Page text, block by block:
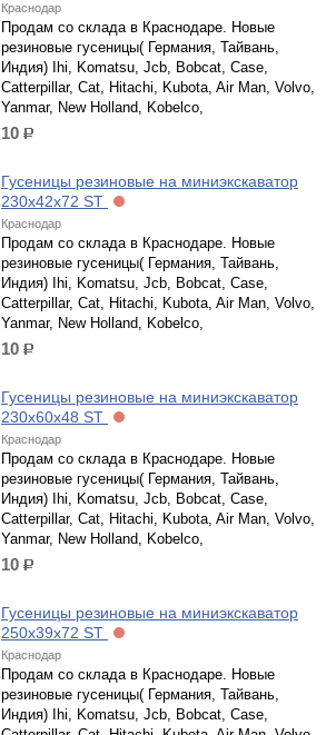
Краснодар
Продам со склада в Краснодаре. Новые
резиновые гусеницы( Германия, Тайвань,
Индия) Ihi, Komatsu, Jcb, Bobcat, Case,
Catterpillar, Cat, Hitachi, Kubota, Air Man, Volvo,
Yanmar, New Holland, Kobelco,
10 р.
Гусеницы резиновые на миниэкскаватор
230х42х72 ST
Краснодар
Продам со склада в Краснодаре. Новые
резиновые гусеницы( Германия, Тайвань,
Индия) Ihi, Komatsu, Jcb, Bobcat, Case,
Catterpillar, Cat, Hitachi, Kubota, Air Man, Volvo,
Yanmar, New Holland, Kobelco,
10 р.
Гусеницы резиновые на миниэкскаватор
230х60х48 ST
Краснодар
Продам со склада в Краснодаре. Новые
резиновые гусеницы( Германия, Тайвань,
Индия) Ihi, Komatsu, Jcb, Bobcat, Case,
Catterpillar, Cat, Hitachi, Kubota, Air Man, Volvo,
Yanmar, New Holland, Kobelco,
10 р.
Гусеницы резиновые на миниэкскаватор
250х39х72 ST
Краснодар
Продам со склада в Краснодаре. Новые
резиновые гусеницы( Германия, Тайвань,
Индия) Ihi, Komatsu, Jcb, Bobcat, Case,